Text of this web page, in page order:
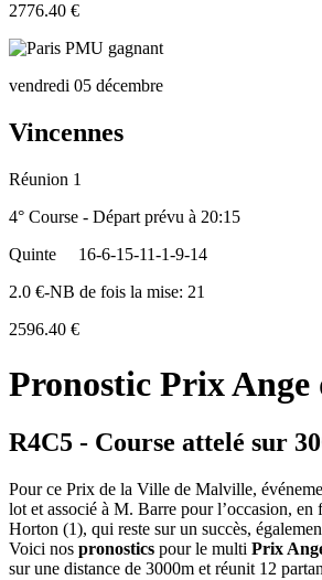
2776.40 €
vendredi 05 décembre
Vincennes
Réunion 1
4° Course - Départ prévu à 20:15
Quinte
16-6-15-11-1-9-14
2.0 €-NB de fois la mise: 21
2596.40 €
Pronostic Prix Ange
R4C5 - Course attelé sur
Pour ce Prix de la Ville de Malville,
lot et associé à M. Barre pour l’occasion,
Horton (1), qui reste sur un succès,
Voici nos pronostics pour le multi Prix
sur une distance de 3000m et réunit 12